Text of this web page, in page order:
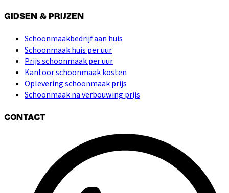
GIDSEN & PRIJZEN
Schoonmaakbedrijf aan huis
Schoonmaak huis per uur
Prijs schoonmaak per uur
Kantoor schoonmaak kosten
Oplevering schoonmaak prijs
Schoonmaak na verbouwing prijs
CONTACT